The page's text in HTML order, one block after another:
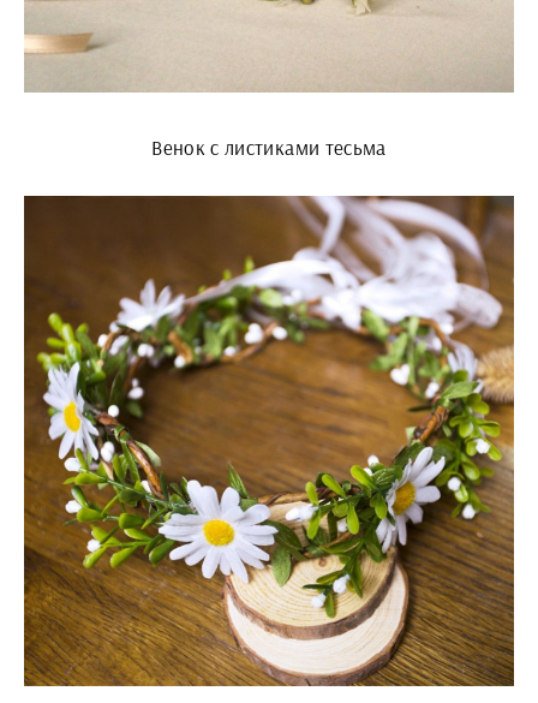
Венок с листиками тесьма